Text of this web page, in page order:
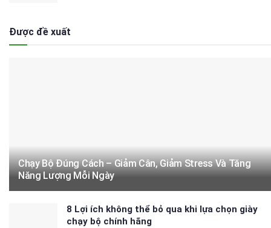
Được đề xuất
Chạy Bộ Đúng Cách – Giảm Cân, Giảm Stress Và Tăng
Năng Lượng Mỗi Ngày
8 Lợi ích không thể bỏ qua khi lựa chọn giày
chạy bộ chính hãng